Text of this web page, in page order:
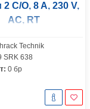
2 C/O, 8 A, 230 V,
AC, RT
Technik
SRK 638
0 бр